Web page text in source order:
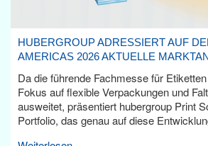
HUBERGROUP ADRESSIERT AUF
AMERICAS 2026 AKTUELLE
Da die führende Fachmesse für
Fokus auf flexible Verpackungen und
ausweitet, präsentiert hubergroup Print
Portfolio, das genau auf diese